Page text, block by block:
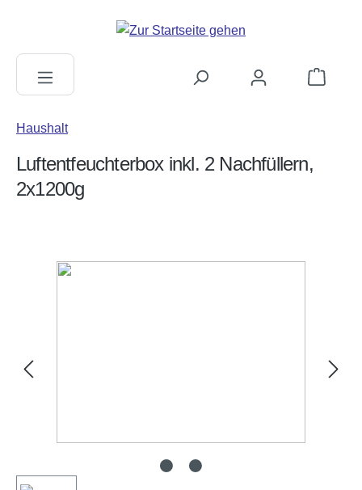
Haushalt
Luftentfeuchterbox inkl. 2 Nachfüllern,
2x1200g
Bildergalerie überspringen